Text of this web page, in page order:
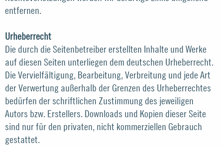
entfernen.
Urheberrecht
Die durch die Seitenbetreiber erstellten Inhalte und Werke
auf diesen Seiten unterliegen dem deutschen Urheberrecht.
Die Vervielfältigung, Bearbeitung, Verbreitung und jede Art
der Verwertung außerhalb der Grenzen des Urheberrechtes
bedürfen der schriftlichen Zustimmung des jeweiligen
Autors bzw. Erstellers. Downloads und Kopien dieser Seite
sind nur für den privaten, nicht kommerziellen Gebrauch
gestattet.